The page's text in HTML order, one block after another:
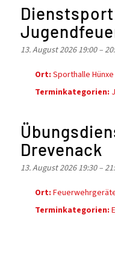
Dienstsport
13. August 2026 19:00–
Ort: Sporthalle Hünxe
Terminkategorien:
Drevenack
13. August 2026 19:30–
Ort:
Terminkategorien: